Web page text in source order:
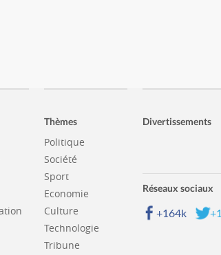
Thèmes
Politique
Société
Sport
Economie
Culture
Technologie
Tribune
Divertissements
Réseaux sociaux
+164k